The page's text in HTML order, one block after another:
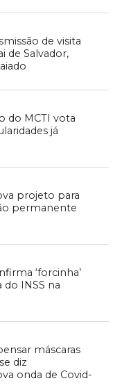
de visita
de Salvador,
do MCTI vota
já
projeto para
permanente
‘forcinha’
do INSS na
máscaras
diz
onda de Covid-